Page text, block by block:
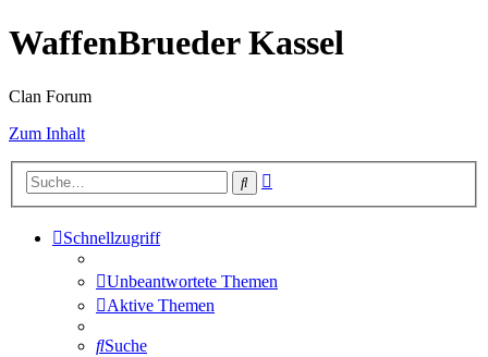
WaffenBrueder Kassel
Clan Forum
Zum Inhalt
Suche
Schnellzugriff
Unbeantwortete Themen
Aktive Themen
Suche